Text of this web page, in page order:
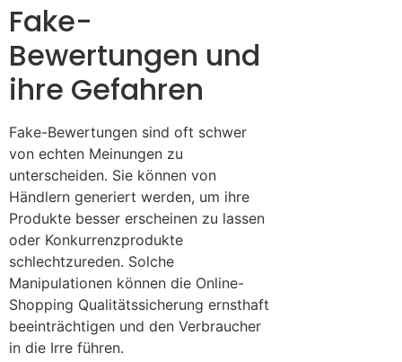
Fake-
Bewertungen und
ihre Gefahren
Fake-Bewertungen sind oft schwer
von echten Meinungen zu
unterscheiden. Sie können von
Händlern generiert werden, um ihre
Produkte besser erscheinen zu lassen
oder Konkurrenzprodukte
schlechtzureden. Solche
Manipulationen können die Online-
Shopping Qualitätssicherung ernsthaft
beeinträchtigen und den Verbraucher
in die Irre führen.